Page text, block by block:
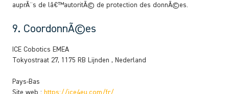
auprÃ¨s de lâ€™autoritÃ© de protection des donnÃ©es.
9. CoordonnÃ©es
ICE Cobotics EMEA
Tokyostraat 27, 1175 RB Lijnden , Nederland
Pays-Bas